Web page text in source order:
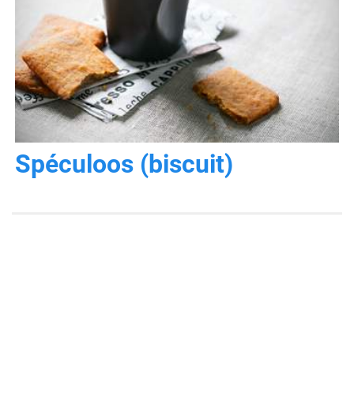
Spéculoos (biscuit)